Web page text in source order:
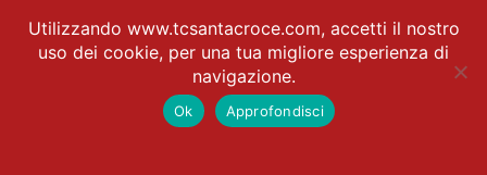
Utilizzando www.tcsantacroce.com, accetti il nostro
uso dei cookie, per una tua migliore esperienza di
navigazione.
Ok Approfondisci